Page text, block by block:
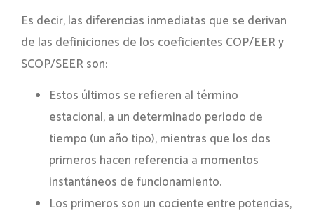
Es decir, las diferencias inmediatas que se derivan
de las definiciones de los coeficientes COP/EER y
SCOP/SEER son:
Estos últimos se refieren al término
estacional, a un determinado periodo de
tiempo (un año tipo), mientras que los dos
primeros hacen referencia a momentos
instantáneos de funcionamiento.
Los primeros son un cociente entre potencias,